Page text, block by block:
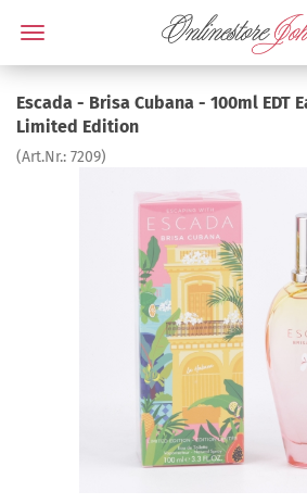
Escada - Brisa Cubana - 100ml EDT
Limited Edition
(Art.Nr.: 7209)